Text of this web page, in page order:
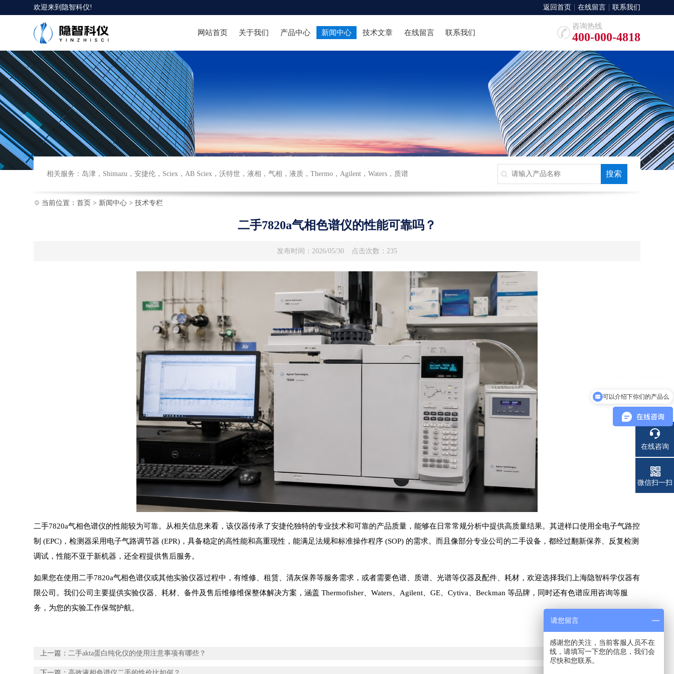
欢迎来到 隐智科仪! 返回首页 在线留言 联系我们
网站首页 关于我们 产品中心 新闻中心 技术文章 在线留言 联系我们
咨询热线
400-000-4818
相关服务： 岛津 ， Shimazu ，安捷伦 ， Sciex ，AB Sciex ，沃特世 ，液相 ，气相 ，液质 ，Thermo ，Agilent ，Waters ， 质谱
当前位置： 首页 > 新闻中心> 技术专栏
二手7820a气相色谱仪的性能可靠吗？
发布时间：2026/05/30 点击次数：235
二手7820a气相色谱仪的性能较为可靠。从相关信息来看，该仪器传承了安捷伦独特的专业技术和可靠的产品质量，能够在日常常规分析中提供高质量结果。其进样口使用全电子气路控
制 (EPC)，检测器采用电子气路调节器 (EPR)，具备稳定的高性能和高重现性，能满足法规和标准操作程序 (SOP) 的需求。而且像部分专业公司的二手设备，都经过翻新保养、反复检测
调试，性能不亚于新机器，还全程提供售后服务。
如果您在使用二手7820a气相色谱仪或其他实验仪器过程中，有维修、租赁、清灰保养等服务需求，或者需要色谱、质谱、光谱等仪器及配件、耗材，欢迎选择我们上海隐智科学仪器有
限公司。我们公司主要提供实验仪器、耗材、备件及售后维修维保整体解决方案，涵盖 Thermofisher、Waters、Agilent、GE、Cytiva、Beckman 等品牌，同时还有色谱应用咨询等服
务，为您的实验工作保驾护航。
上一篇：二手akta蛋白纯化仪的使用注意事项有哪些？
在线咨询
电话
微信扫一扫
可以介绍下你们的产品么
请您留言
感谢您的关注，当前客服人员不在
线，请填写一下您的信息，我们会
尽快和您联系。